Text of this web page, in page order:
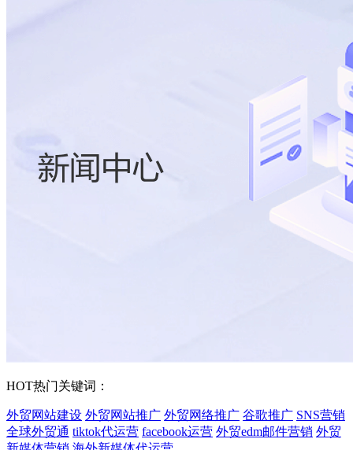
HOT热门关键词：
外贸网站建设 外贸网站推广 外贸网络推广 谷歌推广 SNS营销
全球外贸通 tiktok代运营 facebook运营 外贸edm邮件营销 外贸